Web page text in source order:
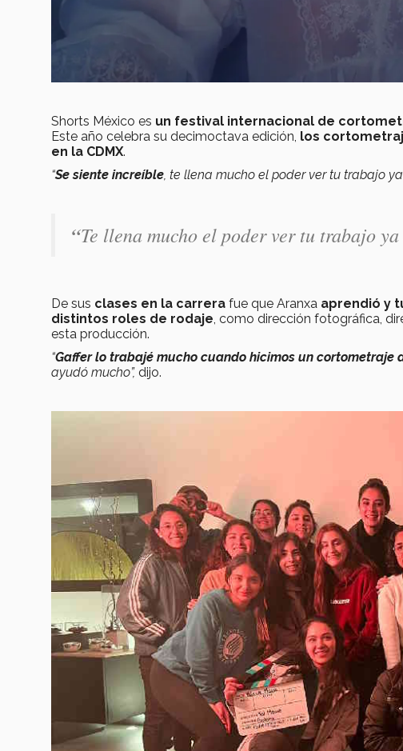
Shorts México es un festival internacional de
Este año celebra su decimoctava edición, los
en la CDMX.
“Se siente increíble, te llena mucho el poder ver tu trabajo
“Te llena mucho el poder ver tu trabajo
De sus clases en la carrera fue que Aranxa aprendió y
distintos roles de rodaje, como dirección fotográfica,
esta producción.
“Gaffer lo trabajé mucho cuando hicimos un cortometraje
ayudó mucho”, dijo.